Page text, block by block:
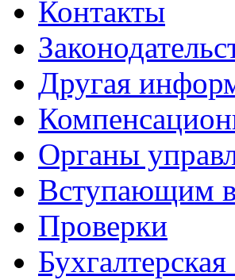
Контакты
Другая
Органы
Вступающим
Проверки